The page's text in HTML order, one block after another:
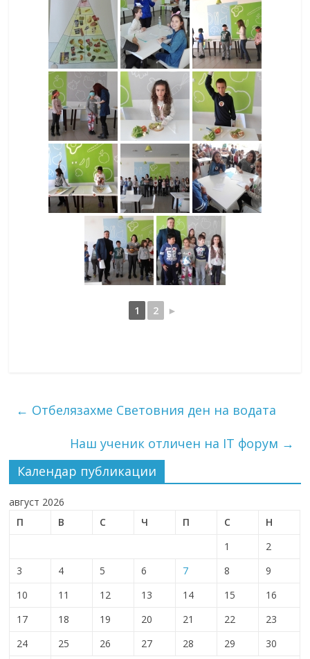
1 2 ►
← Отбелязахме Световния ден на водата
Наш ученик отличен на IT форум →
Календар публикации
август 2026
П
В С Ч П С
Н
1
2
3
4 5 6 7 8
9
10
11 12 13 14 15
16
17
18 19 20 21 22
23
24
25 26 27 28 29
30